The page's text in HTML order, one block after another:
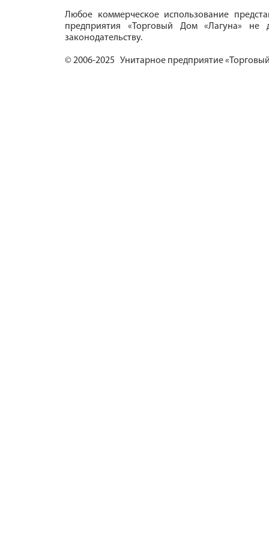
Любое коммерческое использование
предприятия «Торговый Дом «Лагуна» не
законодательству.
© 2006-2025 Унитарное предприятие